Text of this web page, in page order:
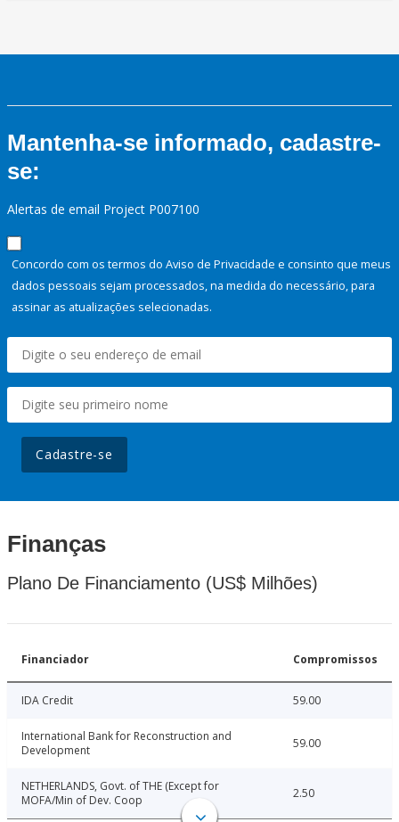
Mantenha-se informado, cadastre-
se:
Alertas de email Project P007100
Concordo com os termos do Aviso de Privacidade e consinto que meus
dados pessoais sejam processados, na medida do necessário, para
assinar as atualizações selecionadas.
Cadastre-se
Finanças
Plano De Financiamento (US$ Milhões)
Financiador Compromissos
IDA Credit 59.00
International Bank for Reconstruction and
Development
59.00
NETHERLANDS, Govt. of THE (Except for
MOFA/Min of Dev. Coop
2.50